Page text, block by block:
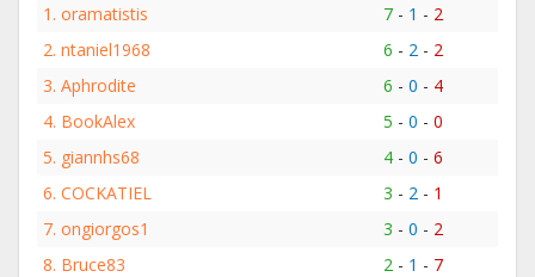
1. oramatistis 7- 1 - 2
2. ntaniel1968 6 - 2 - 2
3. Aphrodite 6 - 0 - 4
4. BookAlex 5 - 0 - 0
5. giannhs68 4- 0 - 6
6. COCKATIEL 3 - 2 - 1
7. ongiorgos1 3 - 0 - 2
8. Bruce83 2 - 1 - 7